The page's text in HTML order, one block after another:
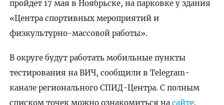
пройдет 17 мая в Ноябрьске, на парковке у здания
«Центра спортивных мероприятий и
физкультурно-массовой работы».
В округе будут работать мобильные пункты
тестирования на ВИЧ, сообщили в Telegram-
канале регионального СПИД-Центра. С полным
списком точек можно ознакомиться на сайте.